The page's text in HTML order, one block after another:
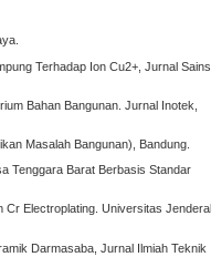
Terhadap Ion Cu2+, Jurnal Sains
Bahan Bangunan. Jurnal Inotek,
Masalah Bangunan), Bandung.
Tenggara Barat Berbasis Standar
Electroplating. Universitas Jenderal
Darmasaba, Jurnal Ilmiah Teknik